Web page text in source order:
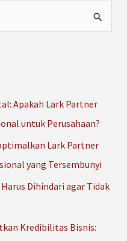
Apakah Lark Partner
untuk Perusahaan?
Lark Partner
yang Tersembunyi
Dihindari agar Tidak
Kredibilitas Bisnis: